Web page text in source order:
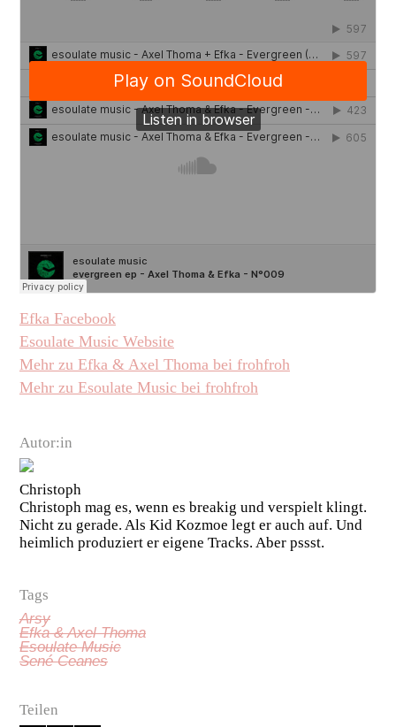
Autor:in
Christoph
Christoph mag es, wenn es breakig und verspielt klingt.
Nicht zu gerade. Als Kid Kozmoe legt er auch auf. Und
heimlich produziert er eigene Tracks. Aber pssst.
Tags
Arsy
Efka & Axel Thoma
Esoulate Music
Sené Ceanes
Teilen
Efka Facebook
Esoulate Music Website
Mehr zu Efka & Axel Thoma bei frohfroh
Mehr zu Esoulate Music bei frohfroh